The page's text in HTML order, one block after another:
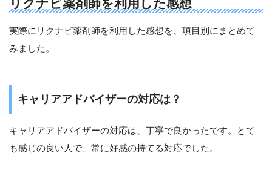
リクナビ薬剤師を利用した感想
実際にリクナビ薬剤師を利用した感想を、項目別にまとめて
みました。
キャリアアドバイザーの対応は？
キャリアアドバイザーの対応は、丁寧で良かったです。とて
も感じの良い人で、常に好感の持てる対応でした。